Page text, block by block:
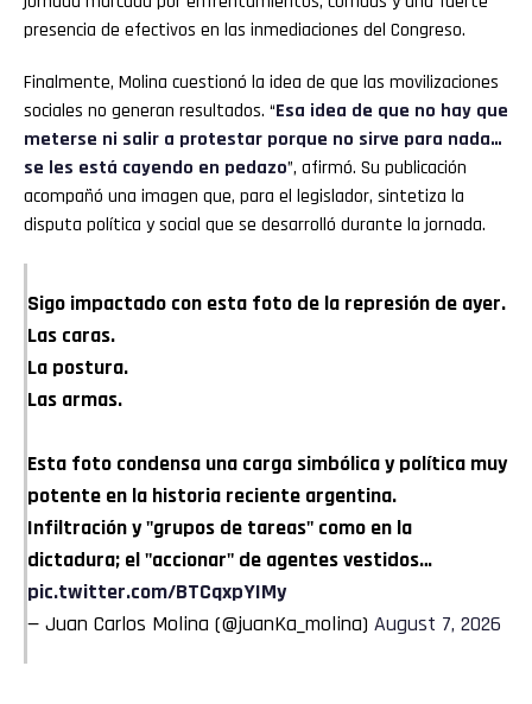
presencia de efectivos en las inmediaciones del Congreso.
Finalmente, Molina cuestionó la idea de que las movilizaciones
sociales no generan resultados. “Esa idea de que no hay que
meterse ni salir a protestar porque no sirve para nada…
se les está cayendo en pedazo”, afirmó. Su publicación
acompañó una imagen que, para el legislador, sintetiza la
disputa política y social que se desarrolló durante la jornada.
Sigo impactado con esta foto de la represión de ayer.
Las caras.
La postura.
Las armas.
Esta foto condensa una carga simbólica y política muy
potente en la historia reciente argentina.
Infiltración y "grupos de tareas" como en la
dictadura; el "accionar" de agentes vestidos…
pic.twitter.com/BTCqxpYIMy
— Juan Carlos Molina (@juanKa_molina) August 7, 2026